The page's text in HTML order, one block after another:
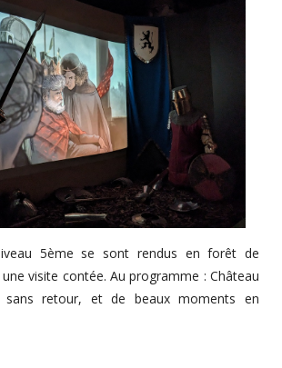
5ème se sont rendus en forêt de
visite contée. Au programme : Château
sans retour, et de beaux moments en